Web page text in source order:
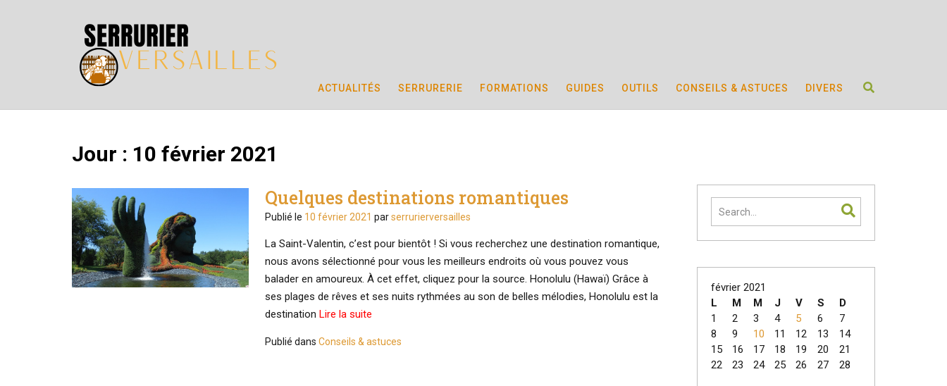
ACTUALITÉS SERRURERIE FORMATIONS GUIDES OUTILS CONSEILS & ASTUCES DIVERS
Jour : 10 février 2021
Quelques destinations romantiques
Publié le 10 février 2021 parserrurierversailles
La Saint-Valentin, c’est pour bientôt ! Si vous recherchez une destination romantique,
nous avons sélectionné pour vous les meilleurs endroits où vous pouvez vous
balader en amoureux. À cet effet, cliquez pour la source. Honolulu (Hawaï) Grâce à
ses plages de rêves et ses nuits rythmées au son de belles mélodies, Honolulu est la
destination Lire la suite
Publié dans Conseils & astuces
février 2021
L
M M J V S
D
1
2 3 4 5 6
7
8
9 10 11 12 13
14
15
16 17 18 19 20
21
22
23 24 25 26 27 28